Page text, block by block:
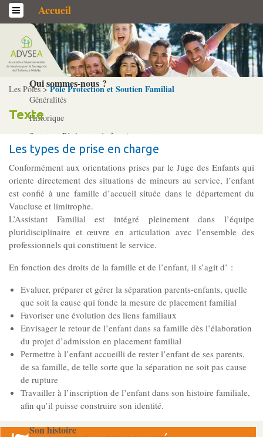
Accueil
L’association
Qui sommes-­nous ?
Généralités
Historique
Statuts et Règlement de fonctionnement
Nos partenaires
Institutionnels
Acteurs
Professionnels
Gouvernance
Le siège
Son équipe
Ses locaux
Son histoire
Les Pôles >Pôle Protection et Soutien Familial
Texte
Les types de prise en charge
Conformément aux orientations prises par le Juge des Enfants qui
oriente directement des situations de mineurs au service, l’enfant
est confié à une famille d’accueil située dans le département du
Vaucluse et limitrophe.
L’Assistant Familial est intégré pleinement dans l’équipe
pluridisciplinaire et œuvre en articulation avec l’ensemble des
professionnels qui constituent le service.
En fonction des droits de la famille et de l’enfant, il s’agit d’ :
Evaluer, préparer et gérer la séparation parents-enfants, quelle
que soit la cause qui fonde la mesure de placement familial
Favoriser une évolution des liens familiaux
Envisager le retour de l’enfant dans sa famille dès l’élaboration
du projet d’admission en placement familial
Permettre à l’enfant accueilli de rester l’enfant de ses parents,
de sa famille, de telle sorte que la séparation ne soit pas cause
de rupture
Travailler à l’inscription de l’enfant dans son histoire familiale,
afin qu’il puisse construire son identité.